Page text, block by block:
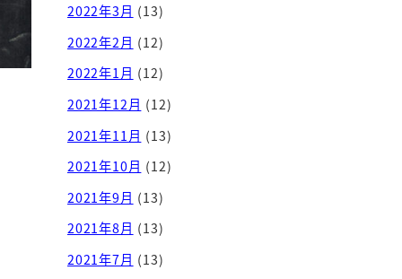
2022年3月 (13)
2022年2月 (12)
2022年1月 (12)
2021年12月 (12)
2021年11月 (13)
2021年10月 (12)
2021年9月 (13)
2021年8月 (13)
2021年7月 (13)